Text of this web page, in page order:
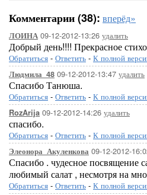
Комментарии (38): вперёд»
ЛОИНА 09-12-2012-13:26 удалить
Добрый день!!!! Прекрасное
Обратиться - Ответить - К полной
Людмила_48 09-12-2012-13:47 удалить
Спасибо Танюша.
Обратиться - Ответить - К полной
RozArija 09-12-2012-14:26 удалить
спасибо.
Обратиться - Ответить - К полной
Элеонора_Акуленкова 09-12-2012-
Спасибо . чудесное посвящение
любимый салат , несмотря на
Обратиться - Ответить - К полной